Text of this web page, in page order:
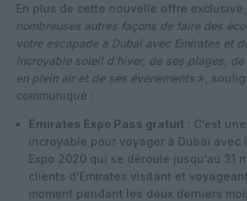
En plus de cette nouvelle offre exclusive,
nombreuses autres façons de faire des
votre escapade à Dubaï avec Emirates et
incroyable soleil d’hiver, de ses plages,
en plein air et de ses événements »,
communiqué :
Emirates Expo Pass gratuit : C’est
incroyable pour voyager à Dubaï avec
Expo 2020 qui se déroule jusqu’au 31
clients d’Emirates visitant et
moment pendant les deux derniers